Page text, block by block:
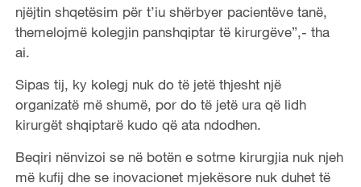
njëjtin shqetësim për t’iu shërbyer pacientëve tanë,
themelojmë kolegjin panshqiptar të kirurgëve”,- tha
ai.
Sipas tij, ky kolegj nuk do të jetë thjesht një
organizatë më shumë, por do të jetë ura që lidh
kirurgët shqiptarë kudo që ata ndodhen.
Beqiri nënvizoi se në botën e sotme kirurgjia nuk njeh
më kufij dhe se inovacionet mjekësore nuk duhet të